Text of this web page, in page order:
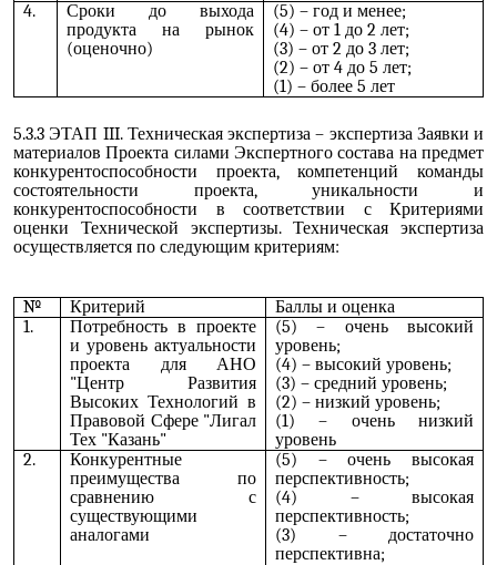
4.
Сроки до выхода
продукта на рынок
(оценочно)
(5) – год и менее;
(4) – от 1 до 2 лет;
(3) – от 2 до 3 лет;
(2) – от 4 до 5 лет;
(1) – более 5 лет
5.3.3 ЭТАП III. Техническая экспертиза – экспертиза Заявки и
материалов Проекта силами Экспертного состава на предмет
конкурентоспособности проекта, компетенций команды
состоятельности проекта, уникальности и
конкурентоспособности в соответствии с Критериями
оценки Технической экспертизы. Техническая экспертиза
осуществляется по следующим критериям:
№ Критерий
Баллы и оценка
1.
Потребность в проекте
и уровень актуальности
проекта для АНО
"Центр Развития
Высоких Технологий в
Правовой Сфере "Лигал
Тех "Казань"
(5) – очень высокий
уровень;
(4) – высокий уровень;
(3) – средний уровень;
(2) – низкий уровень;
(1) – очень низкий
уровень
2.
Конкурентные
преимущества по
сравнению с
существующими
аналогами
(5) – очень высокая
перспективность;
(4) – высокая
перспективность;
(3) – достаточно
перспективна;